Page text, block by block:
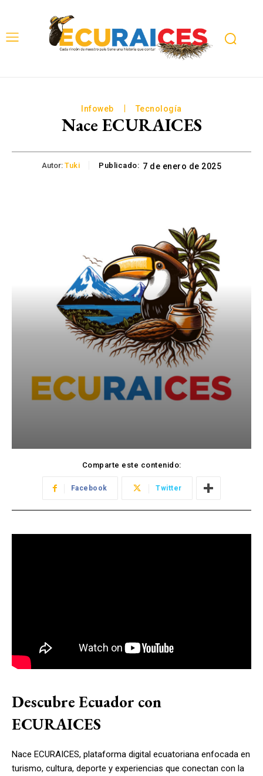
Infoweb Tecnología
Nace ECURAICES
Autor: Tuki Publicado: 7 de enero de 2025
Comparte este contenido:
Facebook Twitter
Descubre Ecuador con
ECURAICES
Nace ECURAICES, plataforma digital ecuatoriana enfocada en
turismo, cultura, deporte y experiencias que conectan con la